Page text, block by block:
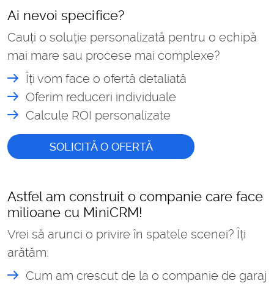
Ai nevoi specifice?
Cauți o soluție personalizată pentru o echipă
mai mare sau procese mai complexe?
Îți vom face o ofertă detaliată
Oferim reduceri individuale
Calcule ROI personalizate
SOLICITĂ O OFERTĂ
Astfel am construit o companie care face
milioane cu MiniCRM!
Vrei să arunci o privire în spatele scenei? Îți
arătăm:
Cum am crescut de la o companie de garaj